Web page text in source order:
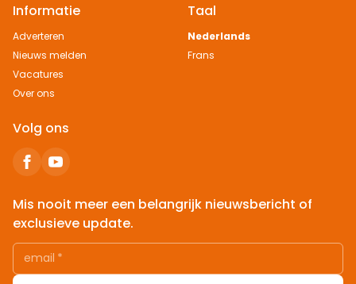
Informatie
Adverteren
Nieuws melden
Vacatures
Over ons
Taal
Nederlands
Frans
Volg ons
Mis nooit meer een belangrijk nieuwsbericht of
exclusieve update.
email *